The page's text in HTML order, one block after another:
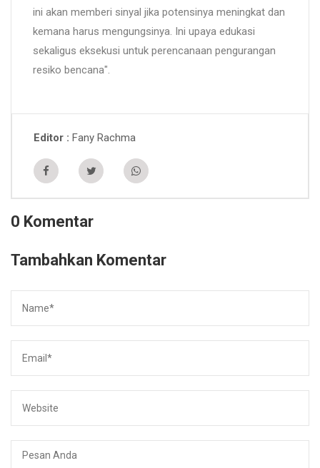
ini akan memberi sinyal jika potensinya meningkat dan
kemana harus mengungsinya. Ini upaya edukasi
sekaligus eksekusi untuk perencanaan pengurangan
resiko bencana".
Editor Fany Rachma
0 Komentar
Tambahkan Komentar